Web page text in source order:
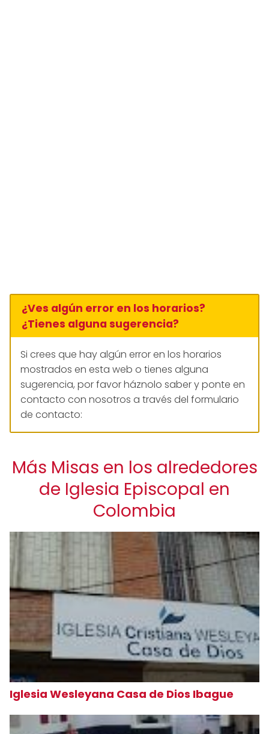
¿Ves algún error en los horarios?
¿Tienes alguna sugerencia?
Si crees que hay algún error en los horarios
mostrados en esta web o tienes alguna
sugerencia, por favor háznolo saber y ponte en
contacto con nosotros a través del formulario
de contacto:
Más Misas en los alrededores
de Iglesia Episcopal en
Colombia
Iglesia Wesleyana Casa de Dios Ibague